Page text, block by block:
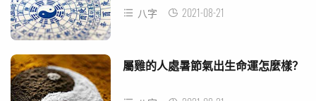
八字 2021-08-21
屬雞的人處暑節氣出生命運怎麼樣？